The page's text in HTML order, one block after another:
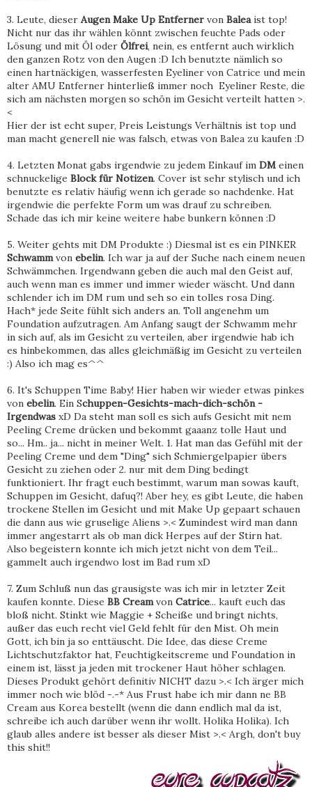
3. Leute, dieser Augen Make Up Entferner von Balea ist top!
Nicht nur das ihr wählen könnt zwischen feuchte Pads oder
Lösung und mit Öl oder Ölfrei, nein, es entfernt auch wirklich
den ganzen Rotz von den Augen :D Ich benutzte nämlich so
einen hartnäckigen, wasserfesten Eyeliner von Catrice und mein
alter AMU Entferner hinterließ immer noch Eyeliner Reste, die
sich am nächsten morgen so schön im Gesicht verteilt hatten >.
<
Hier der ist echt super, Preis Leistungs Verhältnis ist top und
man macht generell nie was falsch, etwas von Balea zu kaufen :D
4. Letzten Monat gabs irgendwie zu jedem Einkauf im DM einen
schnuckelige Block für Notizen. Cover ist sehr stylisch und ich
benutzte es relativ häufig wenn ich gerade so nachdenke. Hat
irgendwie die perfekte Form um was drauf zu schreiben.
Schade das ich mir keine weitere habe bunkern können :D
5. Weiter gehts mit DM Produkte :) Diesmal ist es ein PINKER
Schwamm von ebelin. Ich war ja auf der Suche nach einem neuen
Schwämmchen. Irgendwann geben die auch mal den Geist auf,
auch wenn man es immer und immer wieder wäscht. Und dann
schlender ich im DM rum und seh so ein tolles rosa Ding.
Hach* jede Seite fühlt sich anders an. Toll angenehm um
Foundation aufzutragen. Am Anfang saugt der Schwamm mehr
in sich auf, als im Gesicht zu verteilen, aber irgendwie hab ich
es hinbekommen, das alles gleichmäßig im Gesicht zu verteilen
:) Also ich mag es^^
6. It's Schuppen Time Baby! Hier haben wir wieder etwas pinkes
von ebelin. Ein Schuppen-Gesichts-mach-dich-schön -
Irgendwas xD Da steht man soll es sich aufs Gesicht mit nem
Peeling Creme drücken und bekommt gaaanz tolle Haut und
so... Hm.. ja... nicht in meiner Welt. 1. Hat man das Gefühl mit der
Peeling Creme und dem "Ding" sich Schmiergelpapier übers
Gesicht zu ziehen oder 2. nur mit dem Ding bedingt
funktioniert. Ihr fragt euch bestimmt, warum man sowas kauft,
Schuppen im Gesicht, dafuq?! Aber hey, es gibt Leute, die haben
trockene Stellen im Gesicht und mit Make Up gepaart schauen
die dann aus wie gruselige Aliens >.< Zumindest wird man dann
immer angestarrt als ob man dick Herpes auf der Stirn hat.
Also begeistern konnte ich mich jetzt nicht von dem Teil...
gammelt auch irgendwo lost im Bad rum xD
7. Zum Schluß nun das grausigste was ich mir in letzter Zeit
kaufen konnte. Diese BB Cream von Catrice... kauft euch das
bloß nicht. Stinkt wie Maggie + Scheiße und bringt nichts,
außer das euch recht viel Geld fehlt für den Mist. Oh mein
Gott, ich bin ja so enttäuscht. Die Idee, das diese Creme
Lichtschutzfaktor hat, Feuchtigkeitscreme und Foundation in
einem ist, lässt ja jeden mit trockener Haut höher schlagen.
Dieses Produkt gehört definitiv NICHT dazu >.< Ich ärger mich
immer noch wie blöd -.-* Aus Frust habe ich mir dann ne BB
Cream aus Korea bestellt (wenn die dann endlich mal da ist,
schreibe ich auch darüber wenn ihr wollt. Holika Holika). Ich
glaub alles andere ist besser als dieser Mist >.< Argh, don't buy
this shit!!